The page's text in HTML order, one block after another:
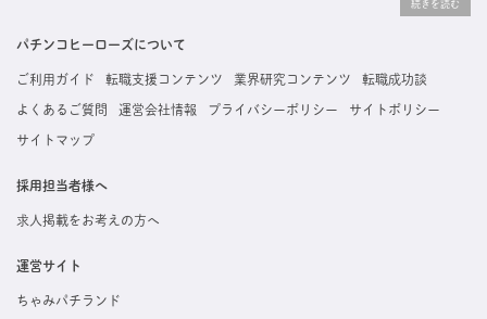
掲載している求人は、すべて契約法人様から寄せられた正規の求人情報です。応募いただい
た内容はすぐに直接事業所に届くためスムーズに転職・復職できます。
パチンコヒーローズについて
ご利用ガイド 転職支援コンテンツ 業界研究コンテンツ 転職成功談
よくあるご質問 運営会社情報 プライバシーポリシー サイトポリシー
サイトマップ
採用担当者様へ
求人掲載をお考えの方へ
運営サイト
ちゃみパチランド